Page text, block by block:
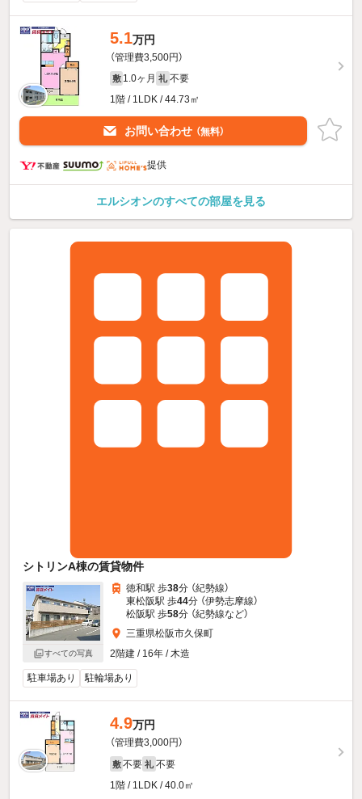
5.1万円
（管理費3,500円）
敷 1.0ヶ月 礼 不要
1階 / 1LDK / 44.73㎡
お問い合わせ （無料）
提供
エルシオンのすべての部屋を見る
シトリンA棟の賃貸物件
すべての写真
徳和駅 歩38分 （紀勢線）
東松阪駅 歩44分 （伊勢志摩線）
松阪駅 歩58分 （紀勢線など）
三重県松阪市久保町
2階建 / 16年 / 木造
駐車場あり 駐輪場あり
4.9万円
（管理費3,000円）
敷 不要 礼 不要
1階 / 1LDK / 40.0㎡